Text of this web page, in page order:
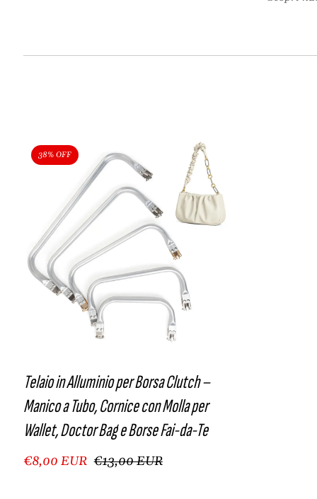
38% OFF
Telaio in Alluminio per Borsa Clutch –
Manico a Tubo, Cornice con Molla per
Wallet, Doctor Bag e Borse Fai-da-Te
€8,00 EUR €13,00 EUR